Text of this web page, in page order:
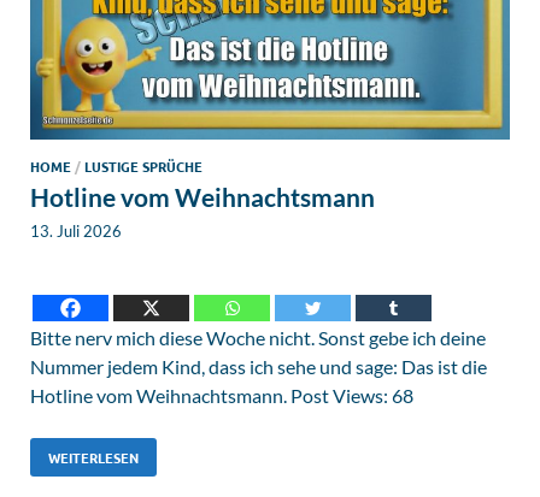
HOME/LUSTIGE SPRÜCHE
Hotline vom Weihnachtsmann
13. Juli 2026
Bitte nerv mich diese Woche nicht. Sonst gebe ich deine
Nummer jedem Kind, dass ich sehe und sage: Das ist die
Hotline vom Weihnachtsmann. Post Views: 68
WEITERLESEN